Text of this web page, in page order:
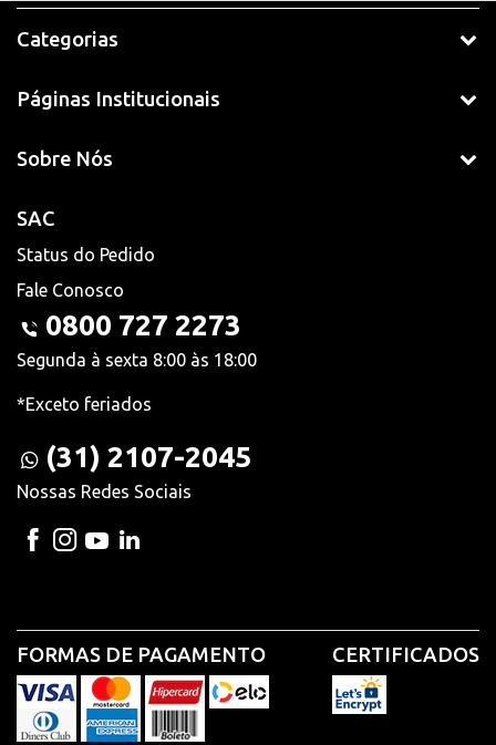
Categorias
Páginas Institucionais
Sobre Nós
SAC
Status do Pedido
Fale Conosco
0800 727 2273
Segunda à sexta 8:00 às 18:00
*Exceto feriados
(31) 2107-2045
Nossas Redes Sociais
FORMAS DE PAGAMENTO CERTIFICADOS